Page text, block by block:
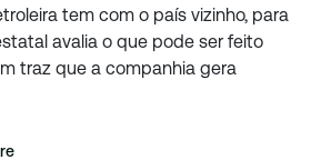
tem com o país vizinho, para
avalia o que pode ser feito
traz que a companhia gera